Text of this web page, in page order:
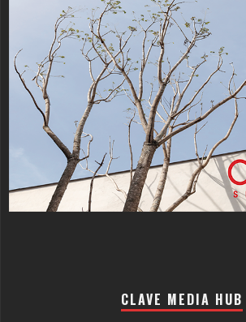
CLAVE MEDIA HUB